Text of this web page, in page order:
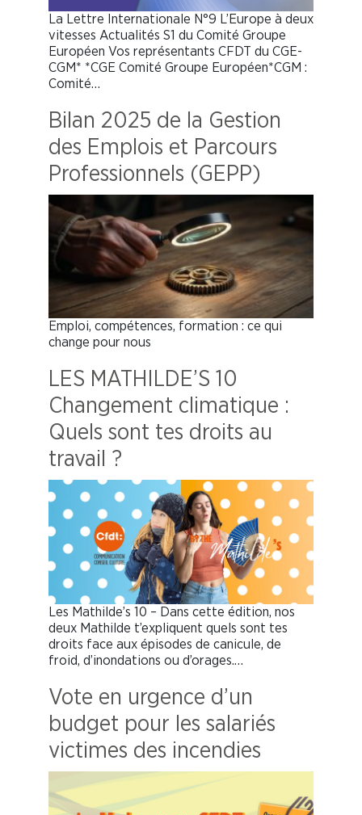
La Lettre Internationale N°9 L’Europe à deux
vitesses Actualités S1 du Comité Groupe
Européen Vos représentants CFDT du CGE-
CGM* *CGE Comité Groupe Européen*CGM :
Comité…
Bilan 2025 de la Gestion
des Emplois et Parcours
Professionnels (GEPP)
Emploi, compétences, formation : ce qui
change pour nous
LES MATHILDE’S 10
Changement climatique :
Quels sont tes droits au
travail ?
Les Mathilde’s 10 – Dans cette édition, nos
deux Mathilde t’expliquent quels sont tes
droits face aux épisodes de canicule, de
froid, d’inondations ou d’orages.…
Vote en urgence d’un
budget pour les salariés
victimes des incendies